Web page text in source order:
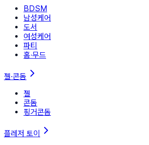
BDSM
남성케어
도서
여성케어
파티
홈∙무드
젤·콘돔
젤
콘돔
핑거콘돔
플레저 토이